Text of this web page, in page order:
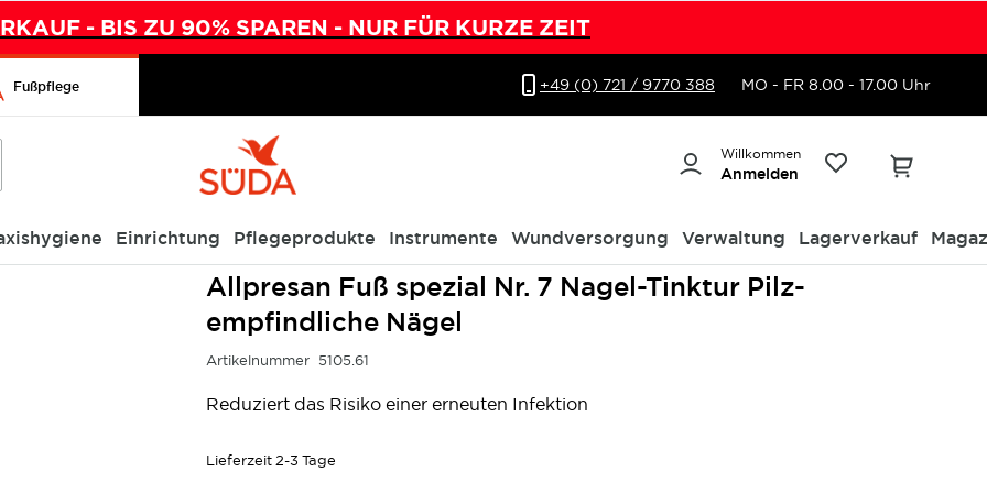
- BIS ZU 90% SPAREN - NUR FÜR KURZE ZEIT
Fußpflege +49 (0) 721 / 9770 388 MO - FR 8.00 - 17.00 Uhr
Willkommen
Anmelden
Einrichtung Pflegeprodukte Instrumente Wundversorgung Verwaltung Lagerverkauf
Pilz-empfindliche Nägel
Allpresan Fuß spezial Nr. 7 Nagel-Tinktur Pilz-
empfindliche Nägel
Artikelnummer 5105.61
Reduziert das Risiko einer erneuten Infektion
Lieferzeit 2-3 Tage